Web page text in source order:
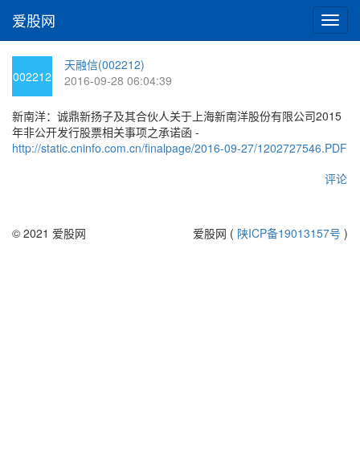
切
换
爱股网
002212
天融信(002212)
2016-09-28 06:04:39
新南洋：诚鼎新扬子及其合伙人关于上海新南洋股份有限公司2015
年非公开发行股票相关事项之承诺函 -
http://static.cninfo.com.cn/finalpage/2016-09-27/1202727546.PDF
评论
© 2021 爱股网 爱股网 ( 陕ICP备19013157号 )